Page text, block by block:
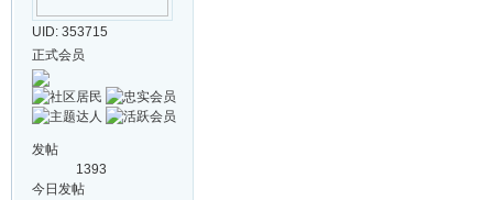
UID: 353715
正式会员
发帖
1393
今日发帖